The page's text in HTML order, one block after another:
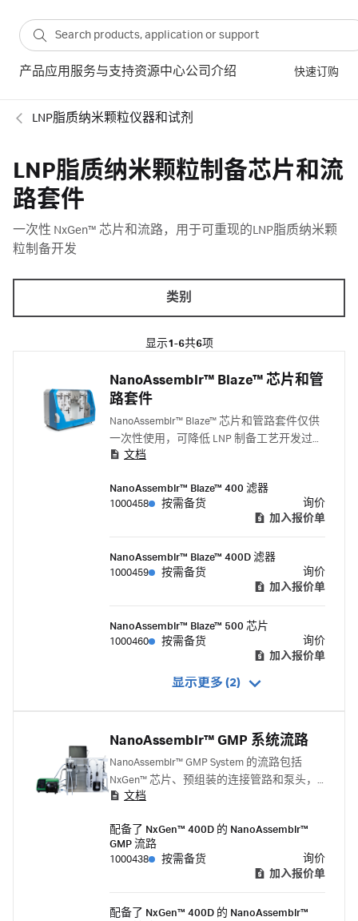
产品应用 服务与支持资源中心公司介绍 快速订购
LNP脂质纳米颗粒仪器和试剂
LNP脂质纳米颗粒制备芯片和流
路套件
一次性 NxGen™ 芯片和流路，用于可重现的LNP脂质纳米颗
粒制备开发
类别
显示1-6共6项
NanoAssemblr™ Blaze™ 芯片和管
路套件
NanoAssemblr™ Blaze™ 芯片和管路套件仅供
一次性使用，可降低 LNP 制备工艺开发过程
中的交叉污染风险。通过在线稀释芯片可实
器。
文档
NanoAssemblr™ Blaze™ 400 滤器
1000458
按需备货
询价
加入报价单
NanoAssemblr™ Blaze™ 400D 滤器
1000459
按需备货
询价
加入报价单
NanoAssemblr™ Blaze™ 500 芯片
1000460
按需备货
询价
加入报价单
显示更多 (2)
NanoAssemblr™ GMP 系统流路
NanoAssemblr™ GMP System 的流路包括
NxGen™ 芯片、预组装的连接管路和泵头，
可降低药品和批次之间的交叉污染风险。该
片，可作为 GMP 生产用一次性流路和仅供
研究使用的 (RUO) 可多次使用流路。
文档
配备了 NxGen™ 400D 的 NanoAssemblr™
GMP 流路
1000438
按需备货
询价
加入报价单
配备了 NxGen™ 400D 的 NanoAssemblr™